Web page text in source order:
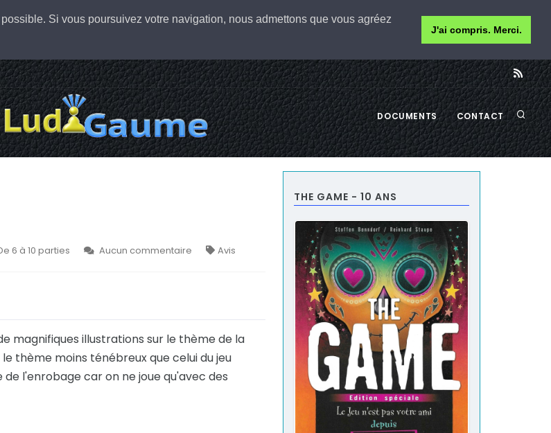
Si vous poursuivez votre navigation, nous admettons que vous agréez
J'ai compris. Merci.
DOCUMENTS CONTACT
6 à 10 parties Aucun commentaire Avis
magnifiques illustrations sur le thème de la
thème moins ténébreux que celui du jeu
l'enrobage car on ne joue qu'avec des
THE GAME - 10 ANS